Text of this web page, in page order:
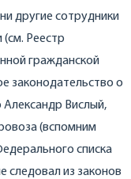
другие сотрудники
Реестр
гражданской
законодательство о
Александр Вислый,
(вспомним
списка
следовал из законов